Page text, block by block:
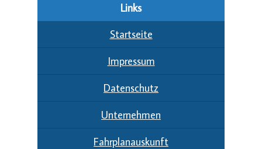
Links
Startseite
Impressum
Datenschutz
Unternehmen
Fahrplanauskunft